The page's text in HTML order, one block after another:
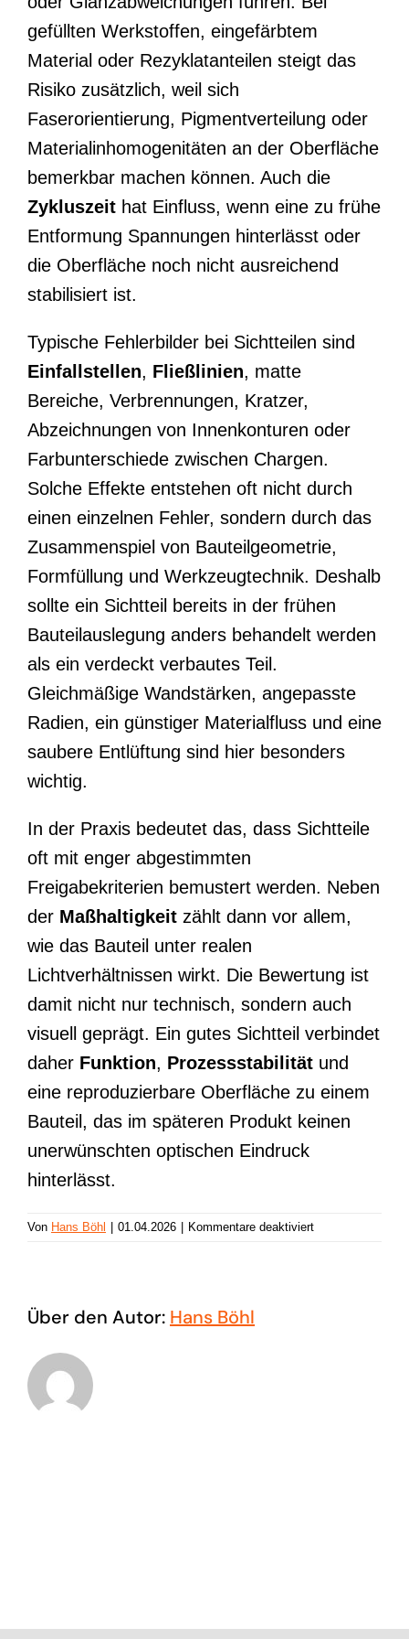
gefüllten Werkstoffen, eingefärbtem
Material oder Rezyklatanteilen steigt das
Risiko zusätzlich, weil sich
Faserorientierung, Pigmentverteilung oder
Materialinhomogenitäten an der Oberfläche
bemerkbar machen können. Auch die
Zykluszeit hat Einfluss, wenn eine zu frühe
Entformung Spannungen hinterlässt oder
die Oberfläche noch nicht ausreichend
stabilisiert ist.
Typische Fehlerbilder bei Sichtteilen sind
Einfallstellen, Fließlinien, matte
Bereiche, Verbrennungen, Kratzer,
Abzeichnungen von Innenkonturen oder
Farbunterschiede zwischen Chargen.
Solche Effekte entstehen oft nicht durch
einen einzelnen Fehler, sondern durch das
Zusammenspiel von Bauteilgeometrie,
Formfüllung und Werkzeugtechnik. Deshalb
sollte ein Sichtteil bereits in der frühen
Bauteilauslegung anders behandelt werden
als ein verdeckt verbautes Teil.
Gleichmäßige Wandstärken, angepasste
Radien, ein günstiger Materialfluss und eine
saubere Entlüftung sind hier besonders
wichtig.
In der Praxis bedeutet das, dass Sichtteile
oft mit enger abgestimmten
Freigabekriterien bemustert werden. Neben
der Maßhaltigkeit zählt dann vor allem,
wie das Bauteil unter realen
Lichtverhältnissen wirkt. Die Bewertung ist
damit nicht nur technisch, sondern auch
visuell geprägt. Ein gutes Sichtteil verbindet
daher Funktion, Prozessstabilität und
eine reproduzierbare Oberfläche zu einem
Bauteil, das im späteren Produkt keinen
unerwünschten optischen Eindruck
hinterlässt.
Von Hans Böhl 01.04.2026 Kommentare deaktiviertfür
Über den Autor: Hans Böhl